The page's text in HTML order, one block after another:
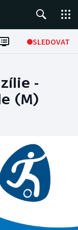
SLEDOVAT
-
(M)